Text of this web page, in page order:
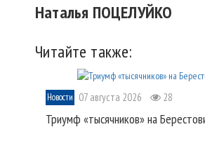
Наталья ПОЦЕЛУЙКО
Читайте также:
Новости 07 августа 2026 28
Триумф «тысячников» на